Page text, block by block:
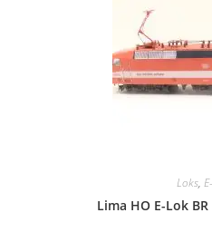
Loks,
Lima HO E-Lok